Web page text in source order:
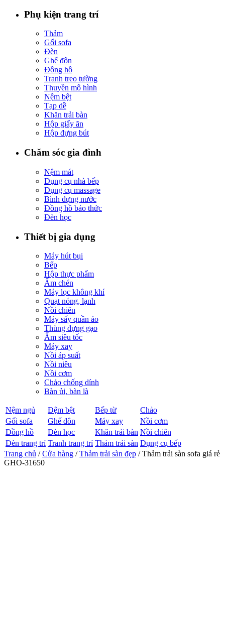
Phụ kiện trang trí
Thảm
Gối sofa
Đèn
Ghế đôn
Đồng hồ
Tranh treo tường
Thuyền mô hình
Nệm bệt
Tạp dề
Khăn trải bàn
Hộp giấy ăn
Hộp đựng bút
Chăm sóc gia đình
Nệm mát
Dụng cụ nhà bếp
Dụng cụ massage
Bình đựng nước
Đồng hồ báo thức
Đèn học
Thiết bị gia dụng
Máy hút bụi
Bếp
Hộp thực phẩm
Ấm chén
Máy lọc không khí
Quạt nóng, lạnh
Nồi chiên
Máy sấy quần áo
Thùng đựng gạo
Ấm siêu tốc
Máy xay
Nồi áp suất
Nồi niêu
Nồi cơm
Chảo chống dính
Bàn ủi, bàn là
Nệm ngủ Đệm bệt Bếp từ
Chảo
Gối sofa
Ghế đôn Máy xay
Nồi cơm
Đồng hồ
Đèn học Khăn trải bàn Nồi chiên
Đèn trang trí Tranh trang trí Thảm trải sàn Dụng cụ bếp
Trang chủ /Cửa hàng /Thảm trải sàn đẹp / Thảm trải sàn sofa giá rẻ
GHO-31650